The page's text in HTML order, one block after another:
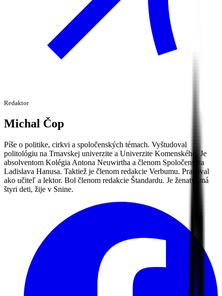
Redaktor
Michal Čop
Píše o politike, cirkvi a spoločenských témach. Vyštudoval
politológiu na Trnavskej univerzite a Univerzite Komenského. Je
absolventom Kolégia Antona Neuwirtha a členom Spoločenstva
Ladislava Hanusa. Taktiež je členom redakcie Verbumu. Pracoval
ako učiteľ a lektor. Bol členom redakcie Štandardu. Je ženatý, má
štyri deti, žije v Snine.